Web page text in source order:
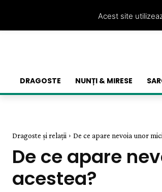
DRAGOSTE NUNȚI & MIRESE
Dragoste și relații De ce apare nevoia unor
De ce apare
acestea?
Acest site